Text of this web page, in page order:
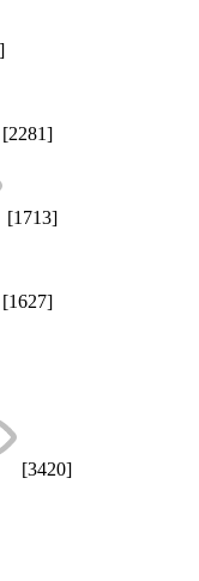
[2281]
[1713]
[1627]
[3420]